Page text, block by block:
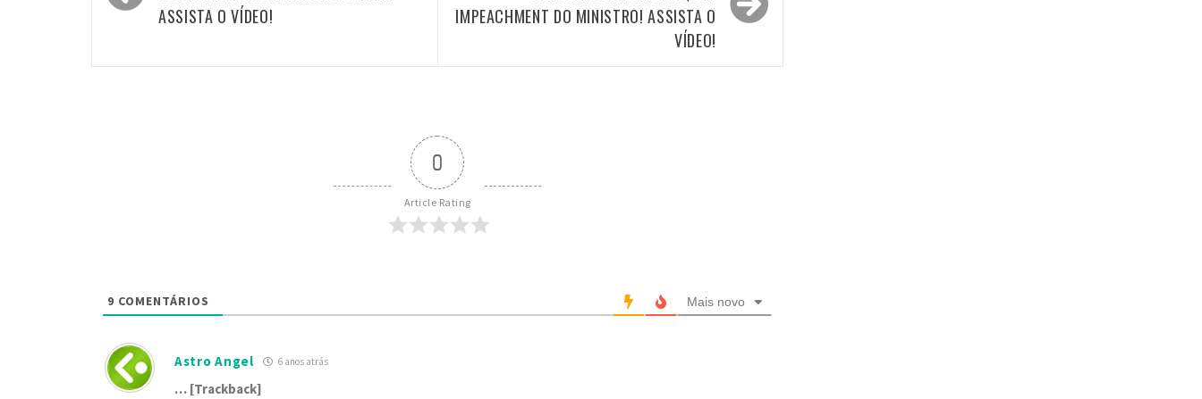
Post
ASSISTA O VÍDEO!
IMPEACHMENT DO MINISTRO! ASSISTA O
VÍDEO!
0
Article Rating
9 COMENTÁRIOS Mais novo
Astro Angel 6 anos atrás
… [Trackback]